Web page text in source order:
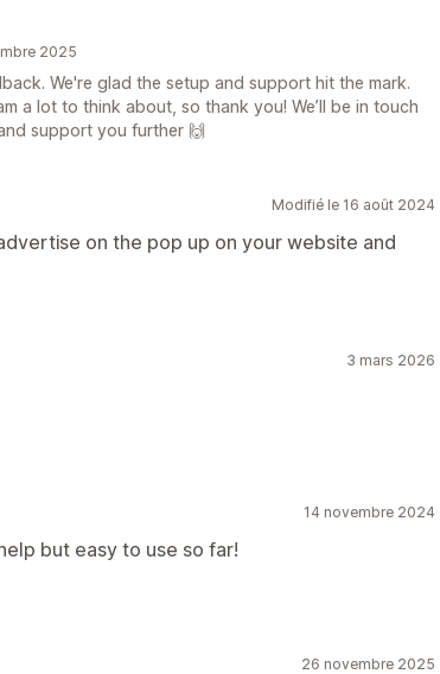
2025
We're glad the setup and support hit the mark.
a lot to think about, so thank you! We’ll be in touch
support you further 🙌
Modifié le 16 août 2024
on the pop up on your website and
3 mars 2026
14 novembre 2024
but easy to use so far!
26 novembre 2025